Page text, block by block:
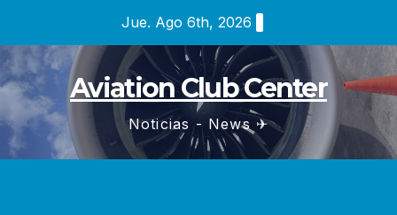
contenido
Jue. Ago 6th, 2026
Aviation Club Center
Noticias - News ✈